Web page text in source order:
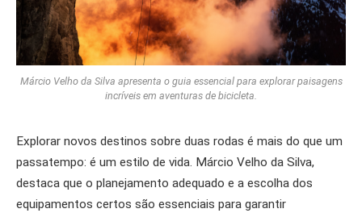
Márcio Velho da Silva apresenta o guia essencial para explorar paisagens
incríveis em aventuras de bicicleta.
Explorar novos destinos sobre duas rodas é mais do que um
passatempo: é um estilo de vida. Márcio Velho da Silva,
destaca que o planejamento adequado e a escolha dos
equipamentos certos são essenciais para garantir